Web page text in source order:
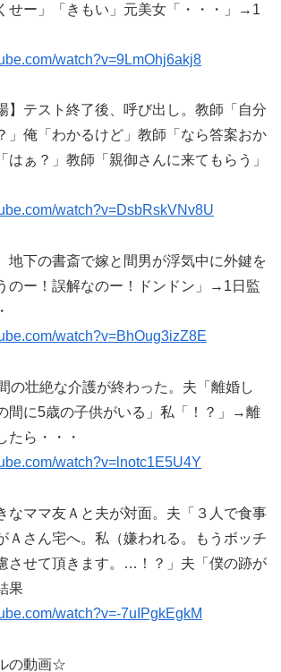
せー」「きもい」元美女「・・・」→1
watch?v=9LmOhj6akj8
】テスト終了後、呼び出し。教師「自分
」俺「わかるけど」教師「なら答案おか
はぁ？」教師「親御さんに来てもらう」
watch?v=DsbRskVNv8U
地下の書斎で嫁と間男が浮気中に外鍵を
のー！誤解なのー！ドンドン」→1日監
watch?v=BhOug3izZ8E
の壮絶な介護が終わった。夫「離婚し
間に5歳の子供がいる」私「！？」→離
たら・・・
watch?v=lnotc1E5U4Y
なママ友Ａと夫が対面。夫「３人で食事
さん宅へ。私（嫌われる。もうボッチ
させて頂きます。…！？」夫「僕の跡が
果
watch?v=-7uIPgkEgkM
の動画☆